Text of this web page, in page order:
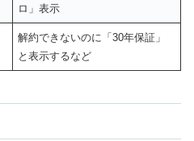
ロ」表示
解約できないのに「30年保証」
と表示するなど